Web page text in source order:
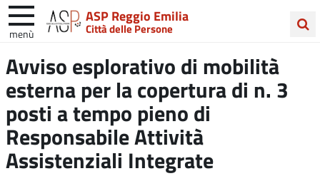
ASP Reggio Emilia
Città delle Persone
menù
nel
sito
Avviso esplorativo di mobilità
esterna per la copertura di n. 3
posti a tempo pieno di
Responsabile Attività
Assistenziali Integrate